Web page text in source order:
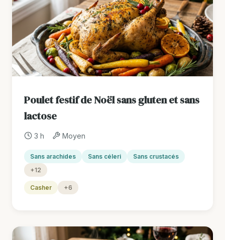
Poulet festif de Noël sans gluten et sans
lactose
3 h Moyen
Sans arachides Sans céleri
Sans crustacés
+12
Casher +6